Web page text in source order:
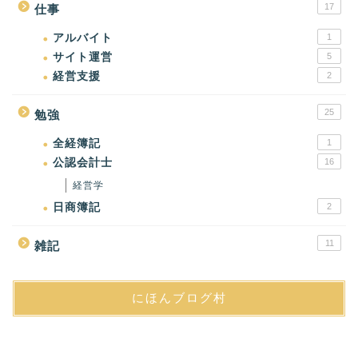
仕事 17
アルバイト 1
サイト運営 5
経営支援 2
勉強 25
全経簿記 1
公認会計士 16
経営学
日商簿記 2
雑記 11
にほんブログ村